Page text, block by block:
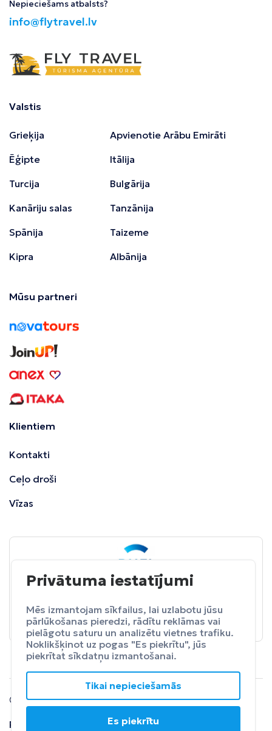
Nepieciešams atbalsts?
info@flytravel.lv
Valstis
Grieķija
Ēģipte
Turcija
Kanāriju salas
Spānija
Kipra
Apvienotie Arābu Emirāti
Itālija
Bulgārija
Tanzānija
Taizeme
Albānija
Mūsu partneri
Klientiem
Kontakti
Ceļo droši
Vīzas
BALTA ceļojumu apdrošināšana
Apdrošināt
© 2024 SIA Fly Travel.
Privātuma
Lietošanas
Privātuma iestatījumi
Mēs izmantojam sīkfailus, lai uzlabotu jūsu
pārlūkošanas pieredzi, rādītu reklāmas vai
pielāgotu saturu un analizētu vietnes trafiku.
Noklikšķinot uz pogas "Es piekrītu", jūs
piekrītat sīkdatņu izmantošanai.
Tikai nepieciešamās
Es piekrītu